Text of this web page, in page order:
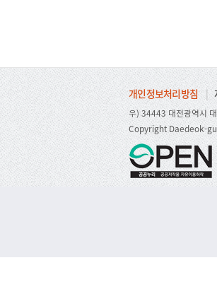
개인정보처리방침 |
우) 34443 대전광역시
Copyright Daedeok-